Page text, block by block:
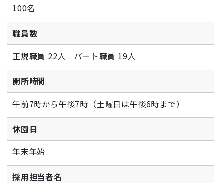
100名
職員数
正規職員 22人 パート職員 19人
開所時間
午前7時から午後7時（土曜日は午後6時まで）
休園日
年末年始
採用担当者名